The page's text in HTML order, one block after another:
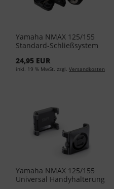
Yamaha NMAX 125/155
Standard-Schließsystem
21780-09-00
24,95 EUR
inkl. 19 % MwSt. zzgl. Versandkosten
Yamaha NMAX 125/155
Universal Handyhalterung